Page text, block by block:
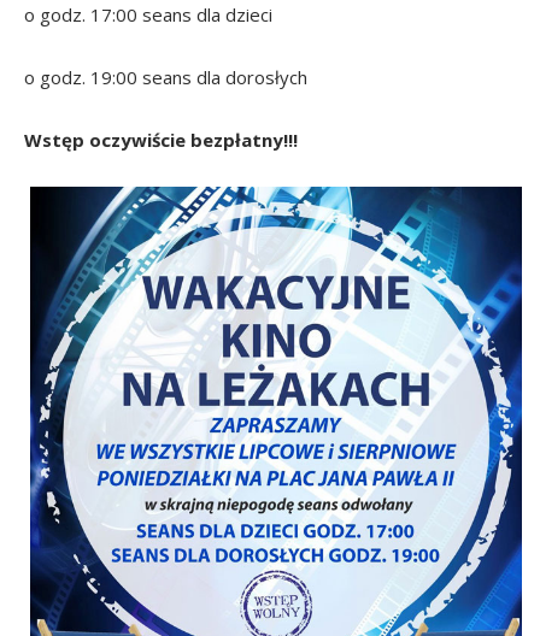
o godz. 17:00 seans dla dzieci
o godz. 19:00 seans dla dorosłych
Wstęp oczywiście bezpłatny!!!